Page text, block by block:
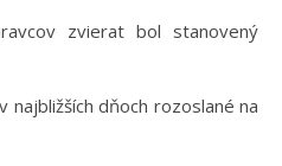
najbližších dňoch rozoslané na